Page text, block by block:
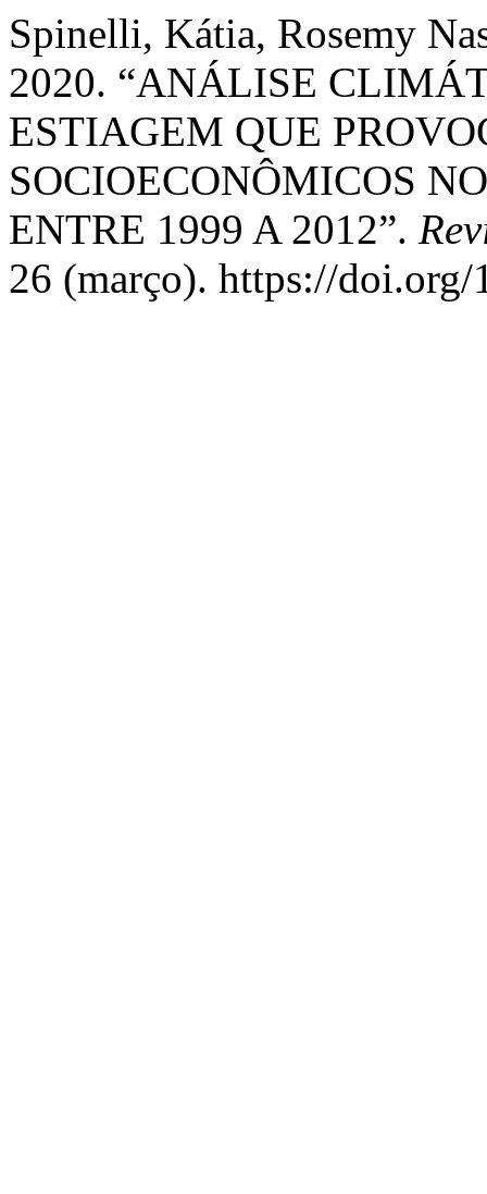
Spinelli, Kátia, Rosemy
2020. “ANÁLISE
ESTIAGEM QUE
SOCIOECONÔMICOS
ENTRE 1999 A 2012”.
26 (março). https://